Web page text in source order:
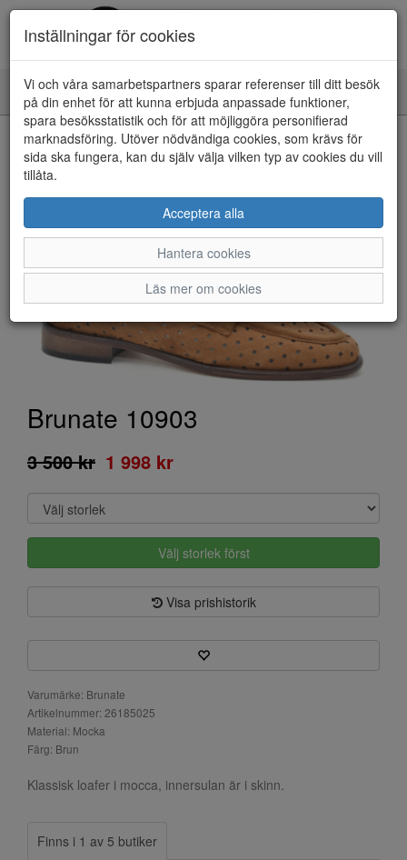
Toggle
navigation
HEM
Brunate 10903
3 500 kr 1 998 kr
Välj storlek först
Visa prishistorik
Varumärke: Brunate
Artikelnummer: 26185025
Material: Mocka
Färg: Brun
Klassisk loafer i mocca, innersulan är i skinn.
Finns i 1 av 5 butiker
Inställningar för cookies
Vi och våra samarbetspartners sparar referenser till ditt besök
på din enhet för att kunna erbjuda anpassade funktioner,
spara besöksstatistik och för att möjliggöra personifierad
marknadsföring. Utöver nödvändiga cookies, som krävs för
sida ska fungera, kan du själv välja vilken typ av cookies du vill
tillåta.
Acceptera alla
Hantera cookies
Läs mer om cookies